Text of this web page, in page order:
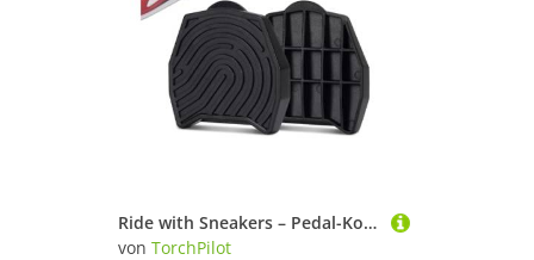
Ride with Sneakers – Pedal-Konverter, kompatibel mit Peloton Bike & Bike+, Ersatz-Fahrradpedale für Normale Schuhe, Flache Plattform, Clipless-Pedal-Upgrade, Zubehör für Heimtrainer
von TorchPilot